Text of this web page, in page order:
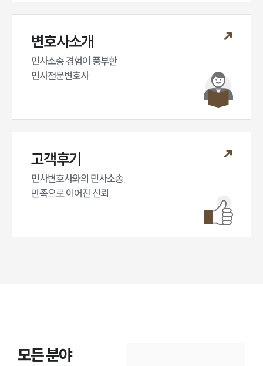
변호사소개
민사소송 경험이 풍부한
민사전문변호사
고객후기
민사변호사와의 민사소송,
만족으로 이어진 신뢰
모든 분야